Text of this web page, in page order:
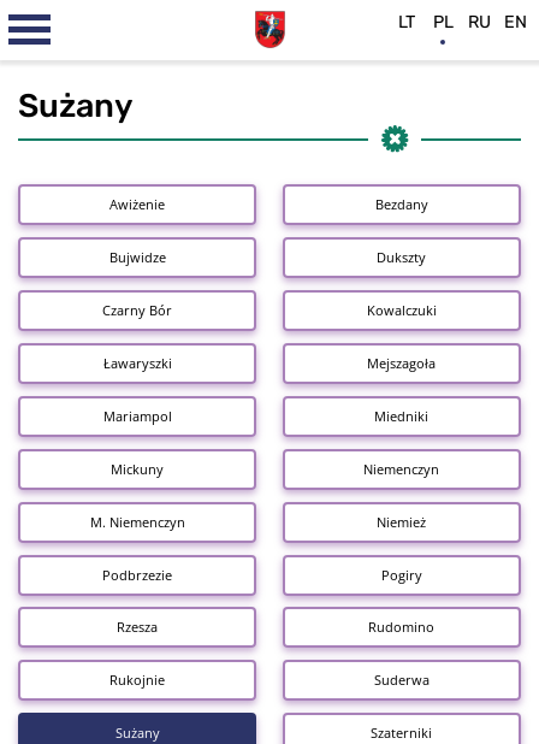
Sużany
Awiżenie Bezdany
Bujwidze Dukszty
Czarny Bór Kowalczuki
Ławaryszki Mejszagoła
Mariampol Miedniki
Mickuny Niemenczyn
M. Niemenczyn Niemież
Podbrzezie Pogiry
Rzesza Rudomino
Rukojnie Suderwa
Sużany Szaterniki
LT PL RU EN